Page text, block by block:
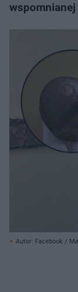
Autor: Facebook /